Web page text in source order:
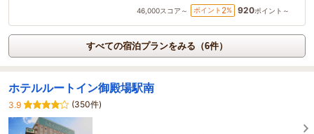
46,000スコア～ ポイント 2% 920ポイント～
すべての宿泊プランをみる（6件）
ホテルルートイン御殿場駅南
3.9 (350件)